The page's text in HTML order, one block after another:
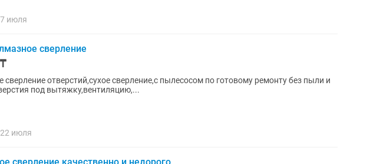
июля
сверление
сверление отверстий,сухое сверление,с пылесосом по готовому ремонту без пыли и
под вытяжку,вентиляцию,...
июля